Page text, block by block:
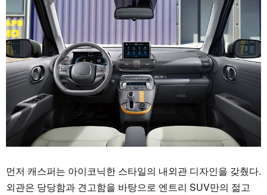
먼저 캐스퍼는 아이코닉한 스타일의 내외관 디자인을 갖췄다.
외관은 당당함과 견고함을 바탕으로 엔트리 SUV만의 젊고